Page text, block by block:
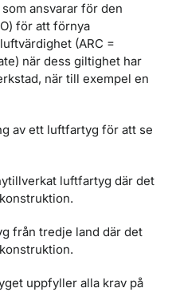
ansvarar för den
för att förnya
(ARC =
när dess giltighet har
när till exempel en
av ett luftfartyg för att se
luftfartyg där det
från tredje land där det
uppfyller alla krav på